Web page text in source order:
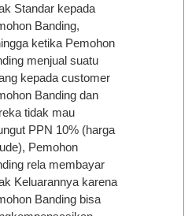
Standar kepada
Banding,
ketika Pemohon
menjual suatu
kepada customer
Banding dan
tidak mau
PPN 10% (harga
Pemohon
rela membayar
Keluarannya karena
Banding bisa